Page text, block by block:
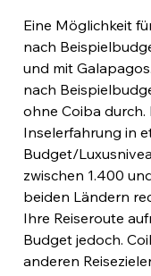
Eine Möglichkeit
nach
und mit
nach
ohne Coiba durch.
Inselerfahrung in
Budget/
zwischen 1.400
beiden Ländern
Ihre Reiseroute
Budget jedoch.
anderen